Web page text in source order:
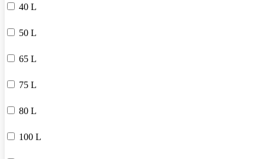
40 L
50 L
65 L
75 L
80 L
100 L